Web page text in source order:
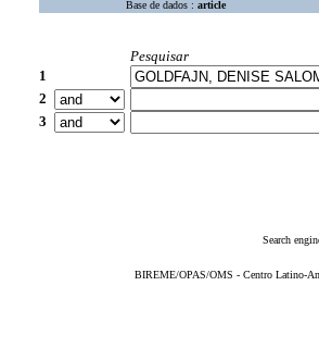
Base de dados : article
Pesquisar
1
2
3
Search
BIREME/OPAS/OMS - Centro Latino-